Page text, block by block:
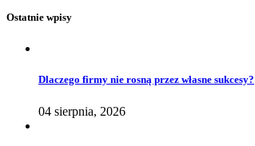
Ostatnie wpisy
Dlaczego firmy nie rosną przez własne sukcesy?
04 sierpnia, 2026